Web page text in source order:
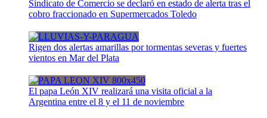
Sindicato de Comercio se declaró en estado de alerta tras el
cobro fraccionado en Supermercados Toledo
Rigen dos alertas amarillas por tormentas severas y fuertes
vientos en Mar del Plata
El papa León XIV realizará una visita oficial a la
Argentina entre el 8 y el 11 de noviembre